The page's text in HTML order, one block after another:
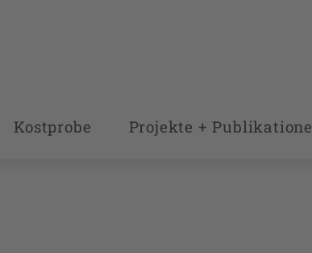
Kostprobe Projekte +